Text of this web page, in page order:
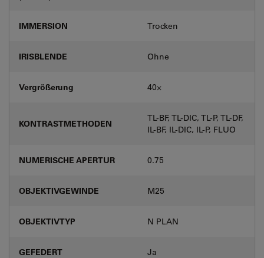
IMMERSION Trocken
IRISBLENDE Ohne
Vergrößerung 40⨉
KONTRASTMETHODEN
TL-BF, TL-DIC, TL-P, TL-DF,
IL-BF, IL-DIC, IL-P, FLUO
NUMERISCHE APERTUR 0.75
OBJEKTIVGEWINDE M25
OBJEKTIVTYP N PLAN
GEFEDERT Ja